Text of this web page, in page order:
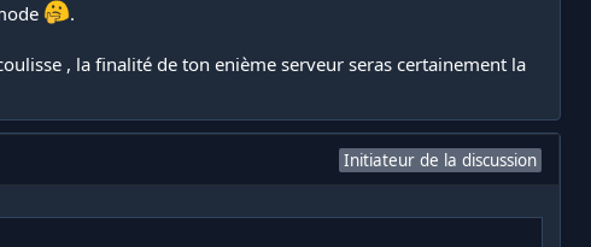
.
, la finalité de ton enième serveur seras certainement la
Initiateur de la discussion